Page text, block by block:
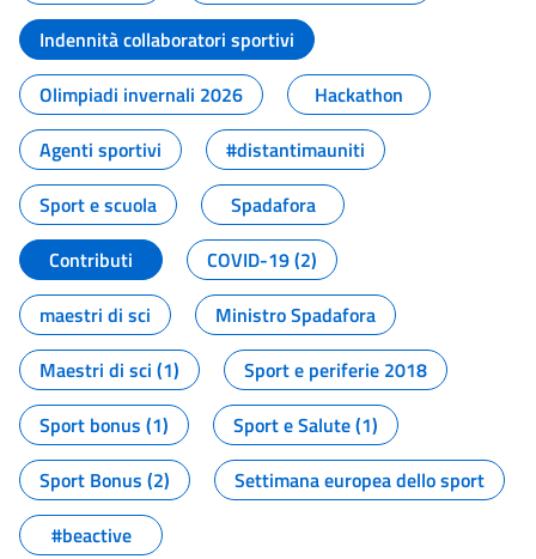
Indennità collaboratori sportivi
Olimpiadi invernali 2026
Hackathon
Agenti sportivi
#distantimauniti
Sport e scuola
Spadafora
Contributi
COVID-19 (2)
maestri di sci
Ministro Spadafora
Maestri di sci (1)
Sport e periferie 2018
Sport bonus (1)
Sport e Salute (1)
Sport Bonus (2)
Settimana europea dello sport
#beactive